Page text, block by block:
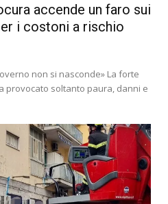
accende un faro sui
i costoni a rischio
non si nasconde» La forte
provocato soltanto paura, danni e